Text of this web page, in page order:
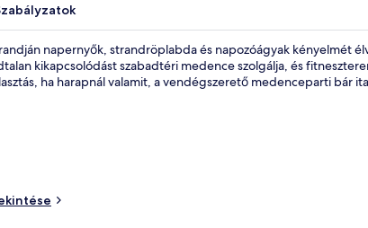
napernyők, strandröplabda és napozóágyak kényelmét
kikapcsolódást szabadtéri medence szolgálja, és
ha harapnál valamit, a vendégszerető medenceparti bár